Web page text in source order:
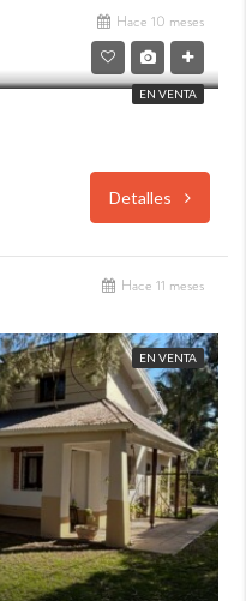
Hace 10 meses
EN VENTA
Detalles
Hace 11 meses
EN VENTA